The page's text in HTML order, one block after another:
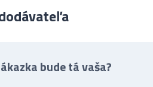
bude tá vaša?